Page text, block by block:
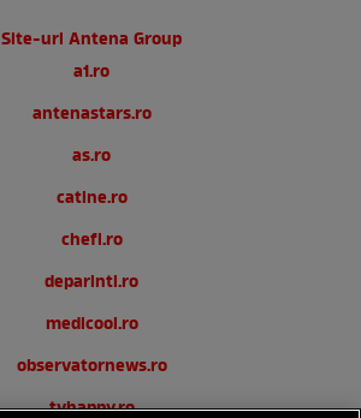
Site-uri Antena Group
a1.ro
antenastars.ro
as.ro
catine.ro
chefi.ro
deparinti.ro
medicool.ro
observatornews.ro
tvhappy.ro